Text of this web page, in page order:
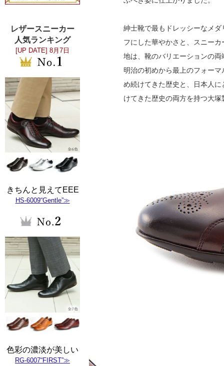
レザースニーカー
人気ランキング
[UP DATE] 8月7日
きちんと見えてEEE
HS-6009“Gentle”≫
色彩の濃淡が美しい
RG-6007“FIRST”≫
紳士靴で最もドレッシーなメ
フにした華やかさと、スニー
地は、靴のバリエーションの
明治の初めから最上のフォー
め続けてきた歴史と、日本人
けてきた歴史の両方を持つ大